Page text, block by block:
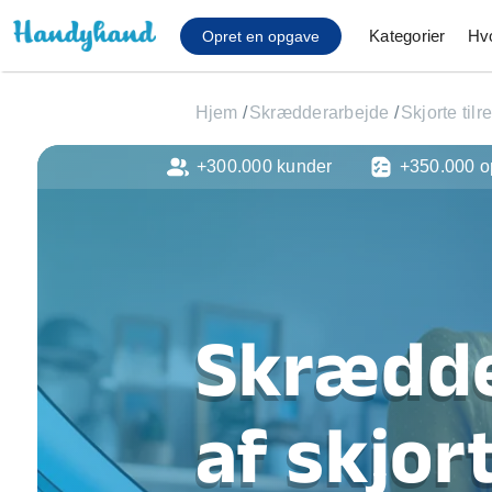
Opret en opgave Kategorier
Affaldsfjernelse
Gulvlaminering
Hårde hvidevare
Hjælp til mobil, pc,
Møbelsamling og
Ophængning af
Hjem /Skrædderarbejde /Skjorte
af
+300.000 kunder +350.000